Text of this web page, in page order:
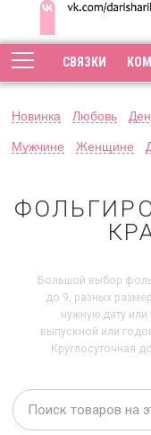
СВЯЗКИ
Новинка Любовь
Мужчине Женщине
Большой выбор
до 9, разных
нужную дату
выпускной или
Круглосуточная